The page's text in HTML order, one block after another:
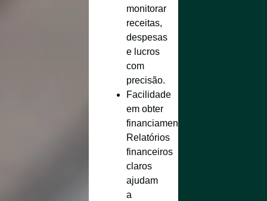
monitorar
receitas,
despesas
e lucros
com
precisão.
Facilidade
em obter
financiamentos
Relatórios
financeiros
claros
ajudam
a